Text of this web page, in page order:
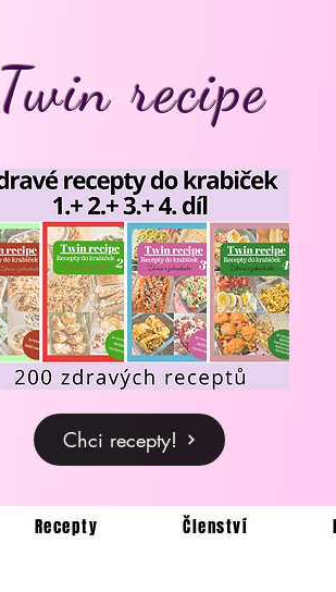
Twin recipe
Chci recepty!
Recepty Členství